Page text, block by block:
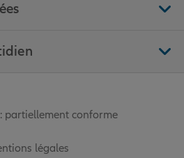
partiellement conforme
légales